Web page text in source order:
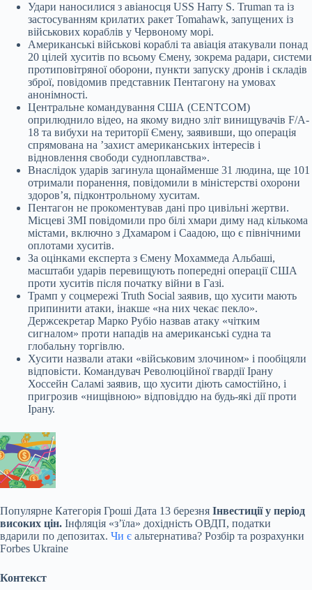
Удари наносилися з авіаносця USS Harry S. Truman та із
застосуванням крилатих ракет Tomahawk, запущених із
військових кораблів у Червоному морі.
Американські військові кораблі та авіація атакували понад
20 цілей хуситів по всьому Ємену, зокрема радари, системи
протиповітряної оборони, пункти запуску дронів і складів
зброї, повідомив представник Пентагону на умовах
анонімності.
Центральне командування США (CENTCOM)
оприлюднило відео, на якому видно зліт винищувачів F/A-
18 та вибухи на території Ємену, заявивши, що операція
спрямована на ʼзахист американських інтересів і
відновлення свободи судноплавства».
Внаслідок ударів загинула щонайменше 31 людина, ще 101
отримали поранення, повідомили в міністерстві охорони
здоров’я, підконтрольному хуситам.
Пентагон не прокоментував дані про цивільні жертви.
Місцеві ЗМІ повідомили про білі хмари диму над кількома
містами, включно з Дхамаром і Саадою, що є північними
оплотами хуситів.
За оцінками експерта з Ємену Мохаммеда Альбаші,
масштаби ударів перевищують попередні операції США
проти хуситів після початку війни в Газі.
Трамп у соцмережі Truth Social заявив, що хусити мають
припинити атаки, інакше «на них чекає пекло».
Держсекретар Марко Рубіо назвав атаку «чітким
сигналом» проти нападів на американські судна та
глобальну торгівлю.
Хусити назвали атаки «військовим злочином» і пообіцяли
відповісти. Командувач Революційної гвардії Ірану
Хоссейн Саламі заявив, що хусити діють самостійно, і
пригрозив «нищівною» відповіддю на будь-які дії проти
Ірану.
Популярне Категорія Гроші Дата 13 березня Інвестиції у період
високих цін. Інфляція «зʼїла» дохідність ОВДП, податки
вдарили по депозитах. Чи є альтернатива? Розбір та розрахунки
Forbes Ukraine
Контекст